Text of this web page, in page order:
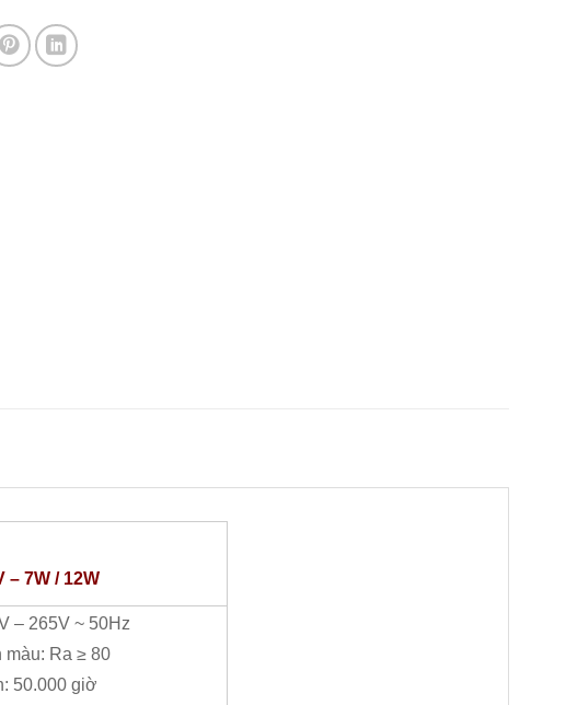
– 7W / 12W
– 265V ~ 50Hz
màu: Ra ≥ 80
50.000 giờ